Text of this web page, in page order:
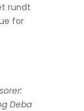
rundt
for
Deba